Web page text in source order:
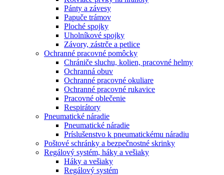
Pánty a závesy
Papuče trámov
Ploché spojky
Uholníkové spojky
Závory, zástrče a petlice
Ochranné pracovné pomôcky
Chrániče sluchu, kolien, pracovné helmy
Ochranná obuv
Ochranné pracovné okuliare
Ochranné pracovné rukavice
Pracovné oblečenie
Respirátory
Pneumatické náradie
Pneumatické náradie
Príslušenstvo k pneumatickému náradiu
Poštové schránky a bezpečnostné skrinky
Regálový systém, háky a vešiaky
Háky a vešiaky
Regálový systém